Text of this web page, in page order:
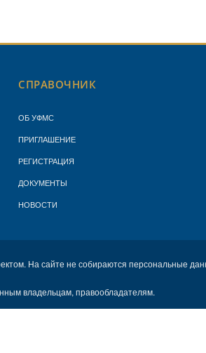
СПРАВОЧНИК
ОБ УФМС
ПРИГЛАШЕНИЕ
РЕГИСТРАЦИЯ
ДОКУМЕНТЫ
НОВОСТИ
На сайте не собираются персональные
владельцам, правообладателям.